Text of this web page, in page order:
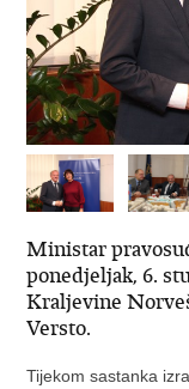
Ministar
ponedjeljak, 6.
Kraljevine
Versto.
Tijekom sastanka